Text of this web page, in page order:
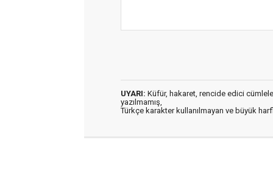
UYARI: Küfür, hakaret, rencide edici
yazılmamış,
Türkçe karakter kullanılmayan ve büyük